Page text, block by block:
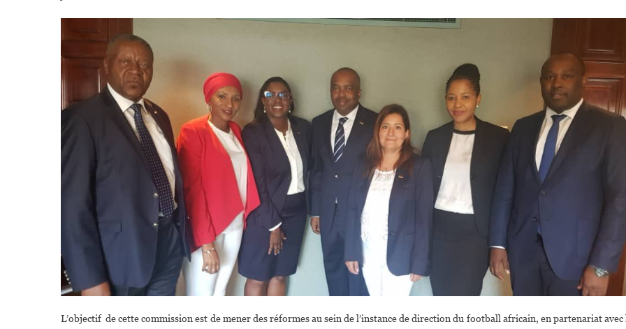
Réformer
L’objectif de cette commission est de mener des réformes au sein de l’instance de direction du football africain, en partenariat avec